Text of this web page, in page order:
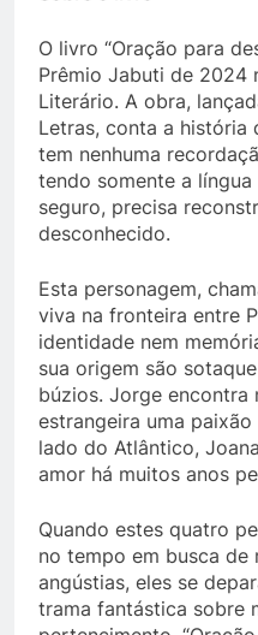
O livro “Oração para
Prêmio Jabuti de 2024
Literário. A obra,
Letras, conta a história
tem nenhuma
tendo somente a
seguro, precisa
desconhecido.
Esta personagem,
viva na fronteira entre
identidade nem
sua origem são
búzios. Jorge encontra
estrangeira uma
lado do Atlântico,
amor há muitos anos
Quando estes quatro
no tempo em busca de
angústias, eles se
trama fantástica sobre